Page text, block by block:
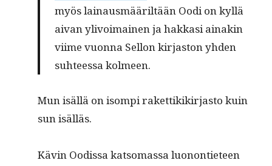
myös lain­aus­määriltään Oodi on kyl­lä
aivan ylivoimainen ja hakkasi ainakin
viime vuon­na Sel­l­on kir­jas­ton yhden
suh­teessa kolmeen.
Mun isäl­lä on isom­pi raket­tikikir­jas­to kuin
sun isälläs.
Kävin Ood­is­sa kat­so­mas­sa luonon­ti­eteen